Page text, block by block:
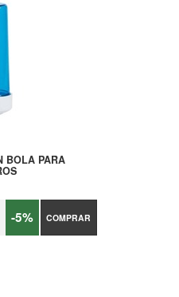
BOLA PARA
-5% COMPRAR